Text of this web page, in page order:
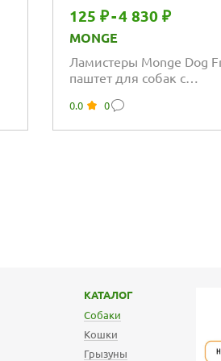
125 ₽-4 830 ₽
MONGE
Ламистеры Monge Dog
паштет для собак с
0.0 0
КАТАЛОГ
Собаки
Кошки
Грызуны